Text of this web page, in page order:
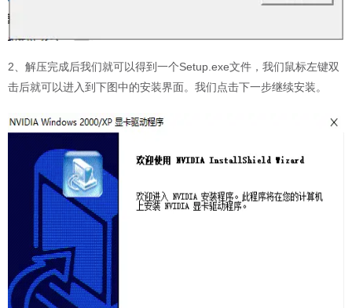
2、解压完成后我们就可以得到一个Setup.exe文件，我们鼠标左键双
击后就可以进入到下图中的安装界面。我们点击下一步继续安装。